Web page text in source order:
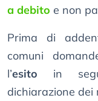
a debito e non
Prima di
comuni
l’esito in
dichiarazione dei